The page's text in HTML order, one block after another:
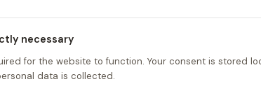
31134 Hildesheim
Germany
necessary
for the website to function. Your consent is stored
data is collected.